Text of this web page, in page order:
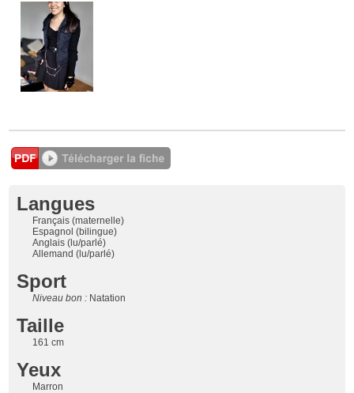
Langues
Français (maternelle)
Espagnol (bilingue)
Anglais (lu/parlé)
Allemand (lu/parlé)
Sport
Niveau bon : Natation
Taille
161 cm
Yeux
Marron